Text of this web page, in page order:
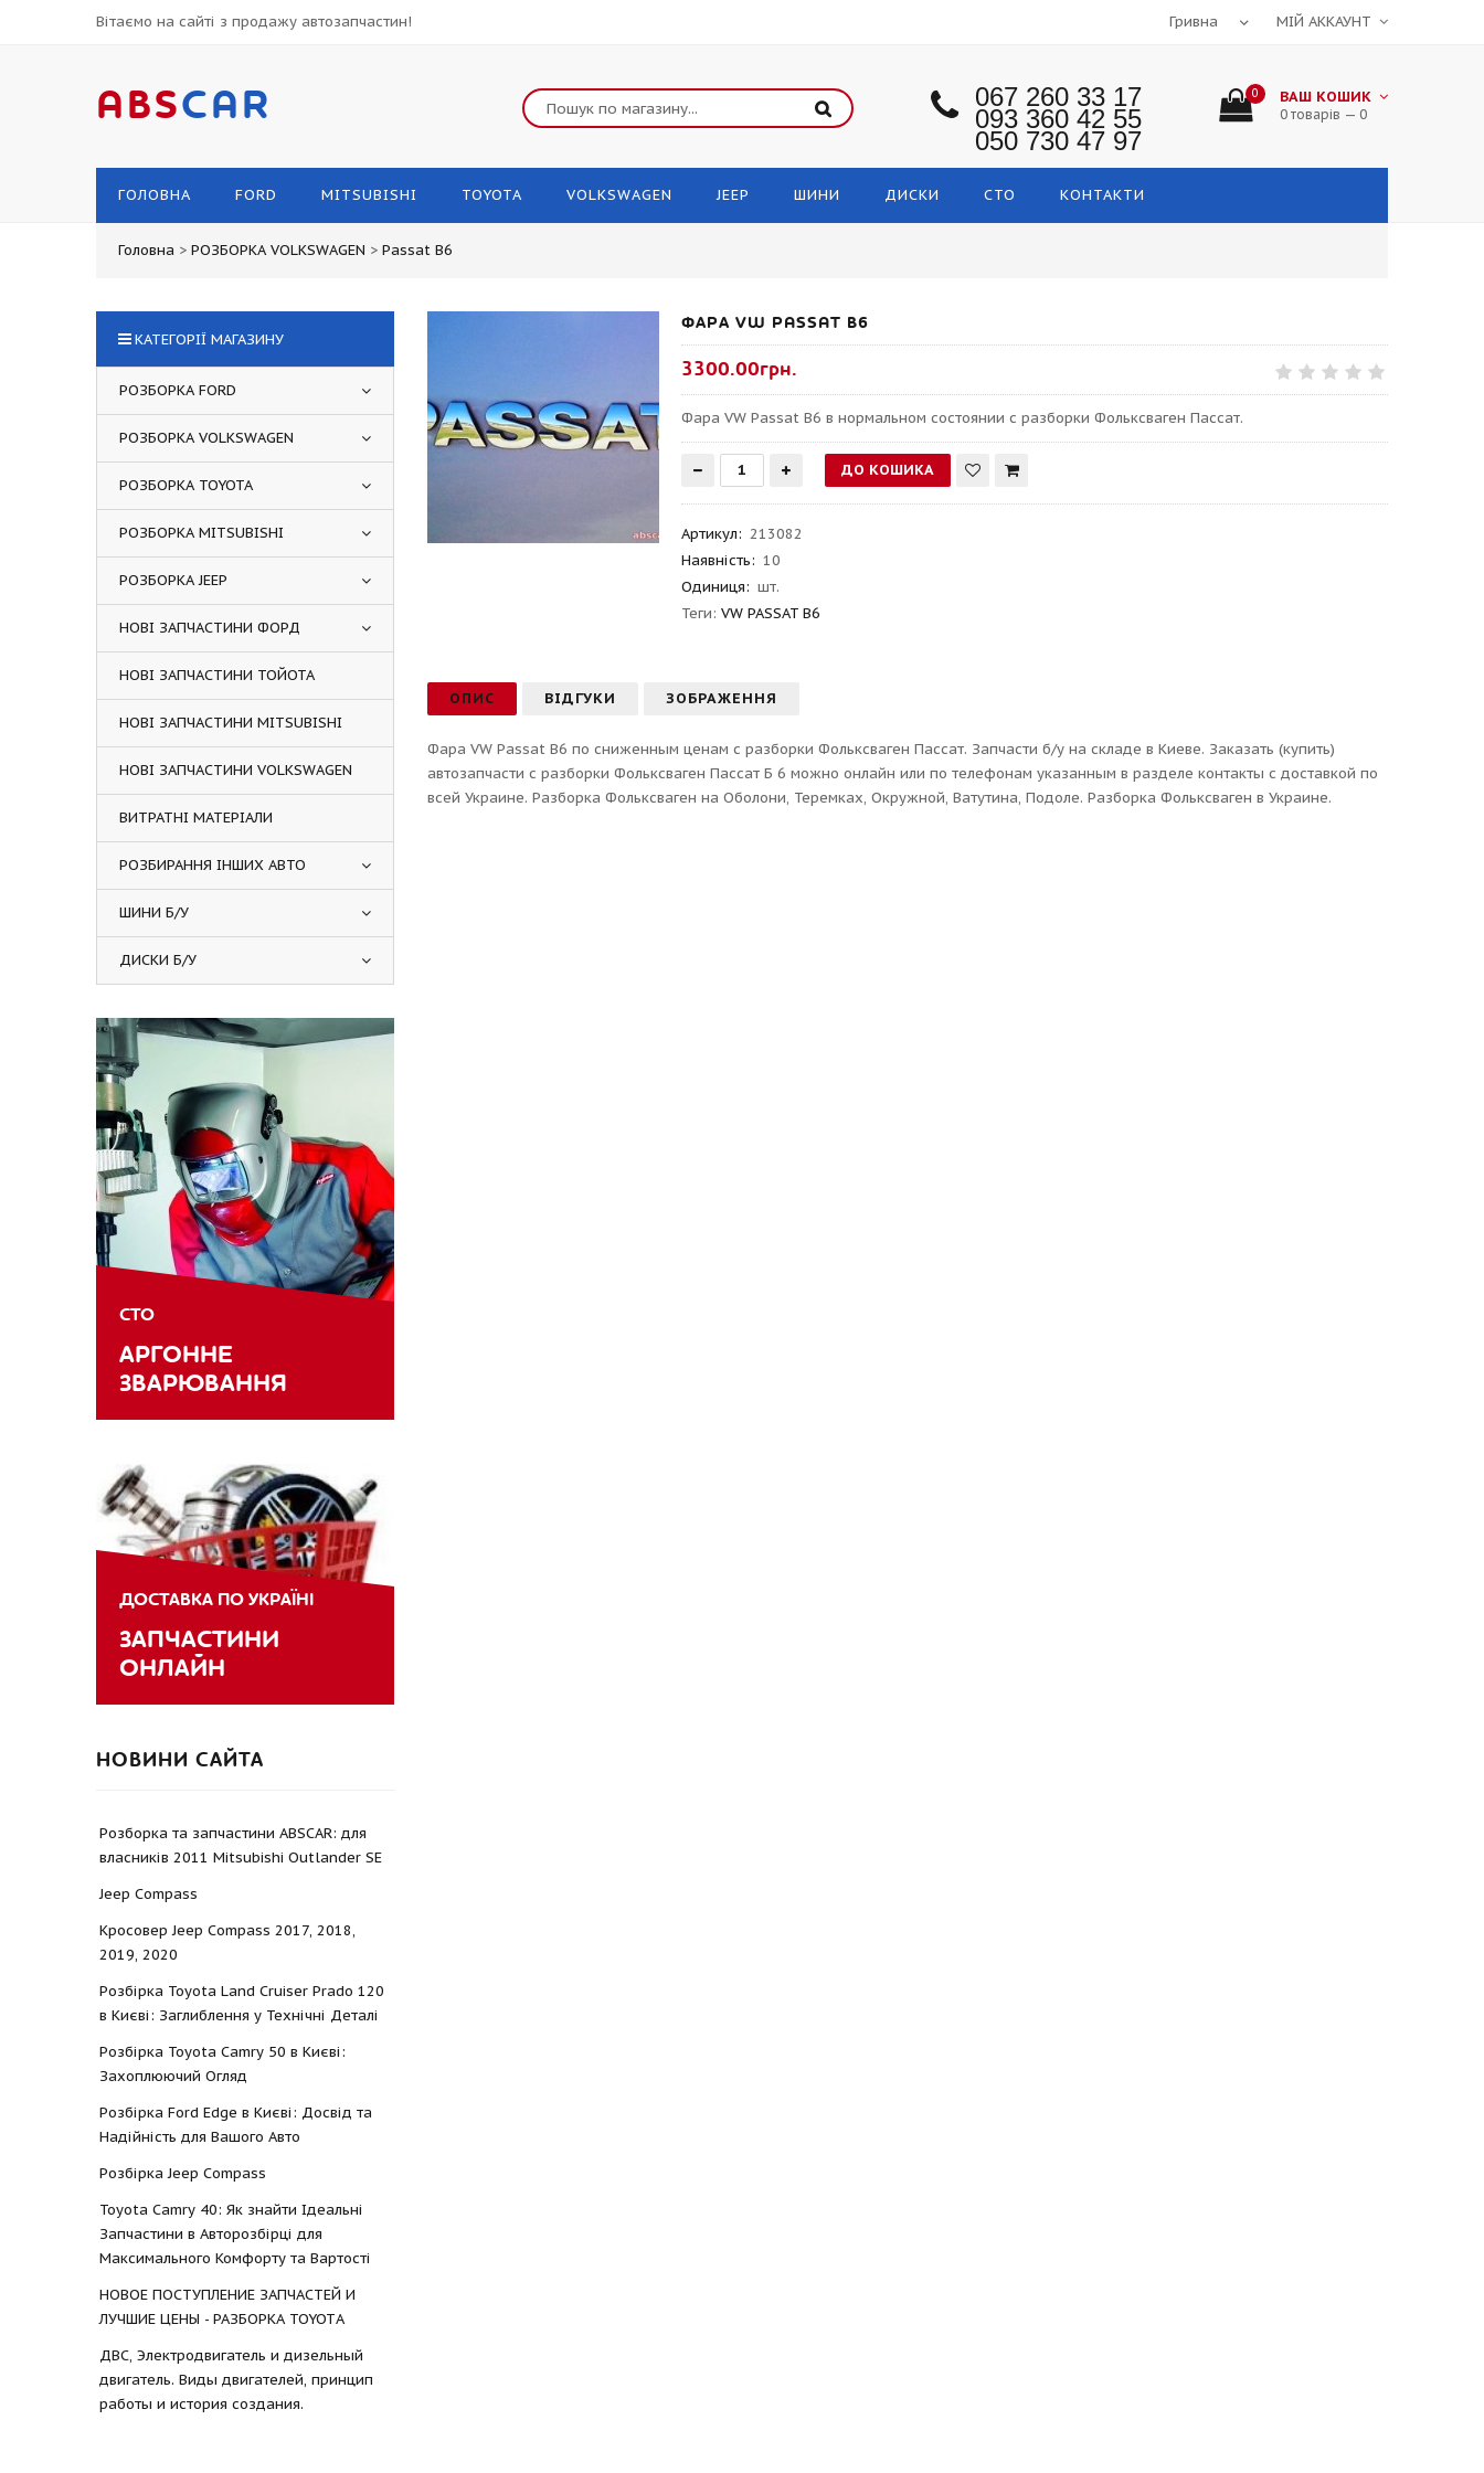
Вітаємо на сайті з продажу автозапчастин! МІЙ АККАУНТ
ABSCAR 067 260 33 17
093 360 42 55
050 730 47 97
0 ВАШ КОШИК
0 товарів — 0
ГОЛОВНА FORD MITSUBISHI TOYOTA VOLKSWAGEN JEEP ШИНИ ДИСКИ СТО КОНТАКТИ
Головна > РОЗБОРКА VOLKSWAGEN > Passat B6
ФАРА VW PASSAT B6
3300.00грн.
Фара VW Passat B6 в нормальном состоянии с разборки Фольксваген Пассат.
Артикул: 213082
Наявність: 10
Одиниця: шт.
Теги:VW PASSAT B6
ОПИС ВІДГУКИ ЗОБРАЖЕННЯ
Фара VW Passat B6 по сниженным ценам с разборки Фольксваген Пассат. Запчасти б/у на складе в Киеве. Заказать (купить)
автозапчасти с разборки Фольксваген Пассат Б 6 можно онлайн или по телефонам указанным в разделе контакты с доставкой по
всей Украине. Разборка Фольксваген на Оболони, Теремках, Окружной, Ватутина, Подоле. Разборка Фольксваген в Украине.
КАТЕГОРІЇ МАГАЗИНУ
РОЗБОРКА FORD
РОЗБОРКА VOLKSWAGEN
РОЗБОРКА TOYOTA
РОЗБОРКА MITSUBISHI
РОЗБОРКА JEEP
НОВІ ЗАПЧАСТИНИ ФОРД
НОВІ ЗАПЧАСТИНИ ТОЙОТА
НОВІ ЗАПЧАСТИНИ MITSUBISHI
НОВІ ЗАПЧАСТИНИ VOLKSWAGEN
ВИТРАТНІ МАТЕРІАЛИ
РОЗБИРАННЯ ІНШИХ АВТО
ШИНИ Б/У
ДИСКИ Б/У
СТО
АРГОННЕ
ЗВАРЮВАННЯ
ДОСТАВКА ПО УКРАЇНІ
ЗАПЧАСТИНИ
ОНЛАЙН
НОВИНИ САЙТА
Розборка та запчастини ABSCAR: для
власників 2011 Mitsubishi Outlander SE
Jeep Compass
Кросовер Jeep Compass 2017, 2018,
2019, 2020
Розбірка Toyota Land Cruiser Prado 120
в Києві: Заглиблення у Технічні Деталі
Розбірка Toyota Camry 50 в Києві:
Захоплюючий Огляд
Розбірка Ford Edge в Києві: Досвід та
Надійність для Вашого Авто
Розбірка Jeep Compass
Toyota Camry 40: Як знайти Ідеальні
Запчастини в Авторозбірці для
Максимального Комфорту та Вартості
НОВОЕ ПОСТУПЛЕНИЕ ЗАПЧАСТЕЙ И
ЛУЧШИЕ ЦЕНЫ - РАЗБОРКА TOYOTА
ДВС, Электродвигатель и дизельный
двигатель. Виды двигателей, принцип
работы и история создания.